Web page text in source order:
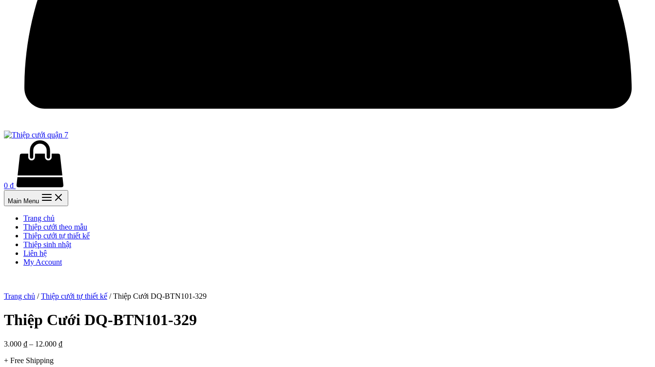
0 ₫
Main Menu
Trang chủ
Thiệp cưới theo mẫu
Thiệp cưới tự thiết kế
Thiệp sinh nhật
Liên hệ
My Account
Trang chủ /Thiệp cưới tự thiết kế / Thiệp Cưới DQ-BTN101-329
Thiệp Cưới DQ-BTN101-329
3.000 ₫ – 12.000 ₫
+ Free Shipping